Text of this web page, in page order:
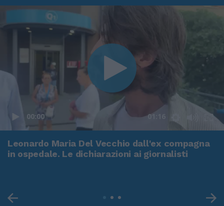
00:00 01:16
Leonardo Maria Del Vecchio dall'ex compagna
in ospedale. Le dichiarazioni ai giornalisti